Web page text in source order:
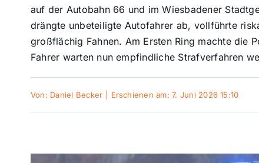
auf der Autobahn 66 und im Wiesbadener
drängte unbeteiligte Autofahrer ab, vollführte
großflächig Fahnen. Am Ersten Ring machte die
Fahrer warten nun empfindliche Strafverfahren
Von: Daniel Becker Erschienen am: 7. Juni 2026 15:10